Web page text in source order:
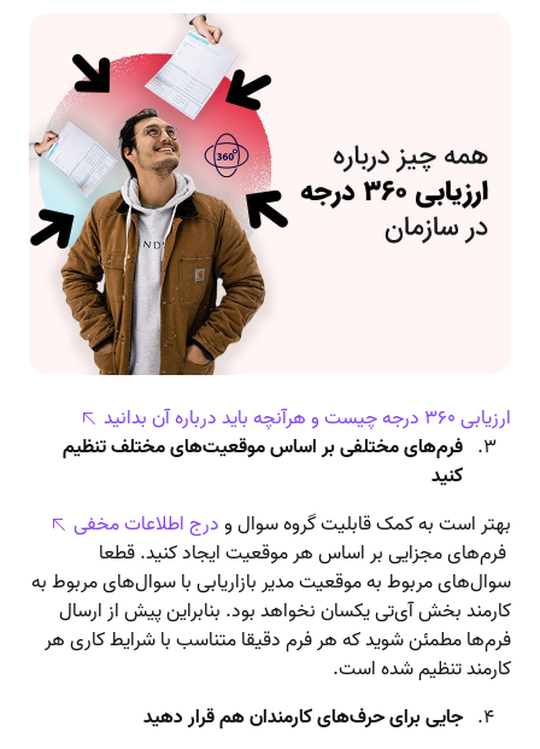
ارزیابی ۳۶۰ درجه چیست و هرآنچه باید درباره‌ آن بدانید
فرم‌های مختلفی بر اساس موقعیت‌های مختلف تنظیم
کنید
بهتر است به کمک قابلیت گروه سوال ودرج اطلاعات مخفی
فرم‌های مجزایی بر اساس هر موقعیت ایجاد کنید. قطعا
سوال‌های مربوط به موقعیت مدیر بازاریابی با سوال‌های مربوط به
کارمند بخش آی‌تی یکسان نخواهد بود. بنابراین پیش از ارسال
فرم‌ها مطمئن شوید که هر فرم دقیقا متناسب با شرایط کاری هر
کارمند تنظیم شده است.
جایی برای حرف‌های کارمندان هم قرار دهید